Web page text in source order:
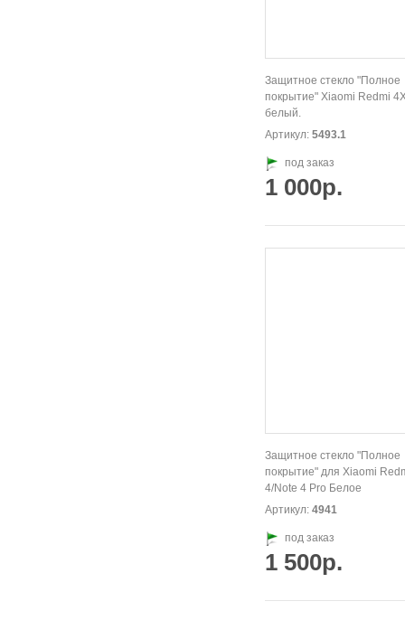
Защитное стекло "Полное
покрытие" Xiaomi Redmi
белый.
Артикул: 5493.1
под заказ
1 000р.
Защитное стекло "Полное
покрытие" для Xiaomi
4/Note 4 Pro Белое
Артикул: 4941
под заказ
1 500р.